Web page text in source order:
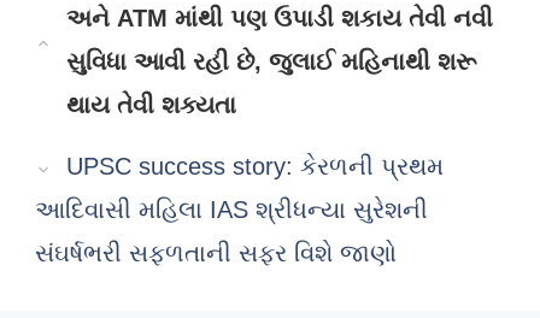
અને ATM માંથી પણ ઉપાડી શકાય તેવી નવી
સુવિધા આવી રહી છે, જુલાઈ મહિનાથી શરૂ
થાય તેવી શક્યતા
UPSC success story: કેરળની પ્રથમ
આદિવાસી મહિલા IAS શ્રીધન્યા સુરેશની
સંઘર્ષભરી સફળતાની સફર વિશે જાણો